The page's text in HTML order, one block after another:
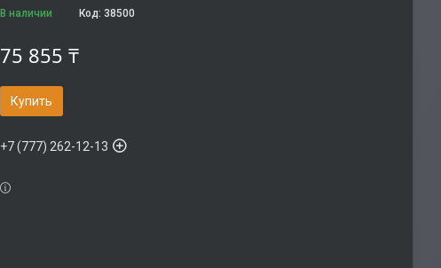
В наличии Код: 38500
75 855 ₸
Купить
+7 (777) 262-12-13